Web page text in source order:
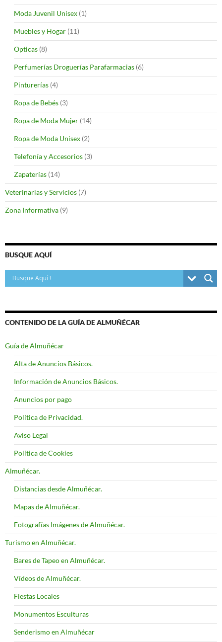
Moda Juvenil Unisex (1)
Muebles y Hogar (11)
Opticas (8)
Perfumerías Droguerías Parafarmacias (6)
Pinturerías (4)
Ropa de Bebés (3)
Ropa de Moda Mujer (14)
Ropa de Moda Unisex (2)
Telefonía y Accesorios (3)
Zapaterías (14)
Veterinarias y Servicios (7)
Zona Informativa (9)
BUSQUE AQUÍ
CONTENIDO DE LA GUÍA DE ALMUÑÉCAR
Guía de Almuñécar
Alta de Anuncios Básicos.
Información de Anuncios Básicos.
Anuncios por pago
Política de Privacidad.
Aviso Legal
Política de Cookies
Almuñécar.
Distancias desde Almuñécar.
Mapas de Almuñécar.
Fotografías Imágenes de Almuñécar.
Turismo en Almuñécar.
Bares de Tapeo en Almuñécar.
Vídeos de Almuñécar.
Fiestas Locales
Monumentos Esculturas
Senderismo en Almuñécar